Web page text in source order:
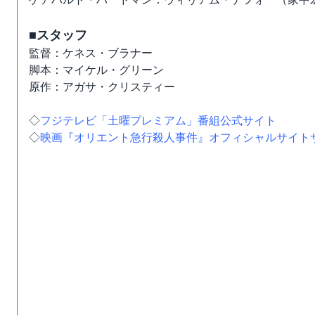
■スタッフ
監督：ケネス・ブラナー
脚本：マイケル・グリーン
原作：アガサ・クリスティー
◇フジテレビ「土曜プレミアム」番組公式サイト
◇映画『オリエント急行殺人事件』オフィシャルサイト